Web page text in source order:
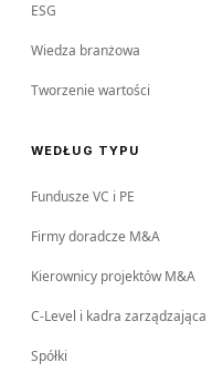
ESG
Wiedza branżowa
Tworzenie wartości
WEDŁUG TYPU
Fundusze VC i PE
Firmy doradcze M&A
Kierownicy projektów M&A
C-Level i kadra zarządzająca
Spółki